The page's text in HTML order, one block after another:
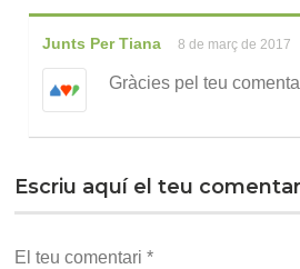
Junts Per Tiana 8 de març de 2017
Gràcies pel teu
Escriu aquí el teu
El teu comentari*